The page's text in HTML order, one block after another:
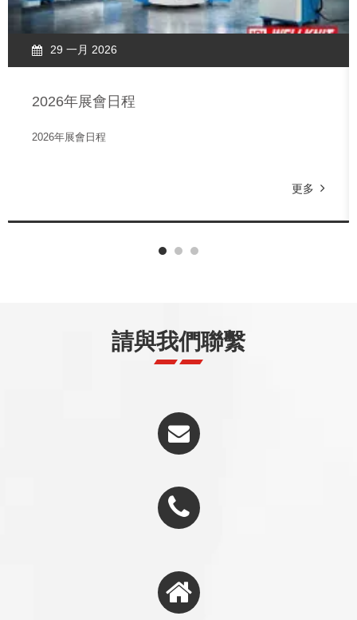
29 一月 2026
2026年展會日程
2026年展會日程
更多
請與我們聯繫